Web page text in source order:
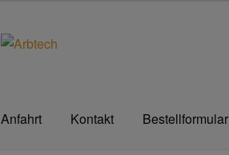
Zur
Zum
Anfahrt Kontakt Bestellformular